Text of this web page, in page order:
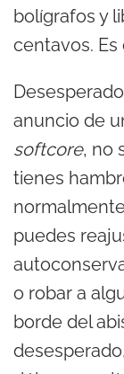
bolígrafos y
centavos. Es
anuncio de
softcore, no
tienes
puedes
o robar a
borde del